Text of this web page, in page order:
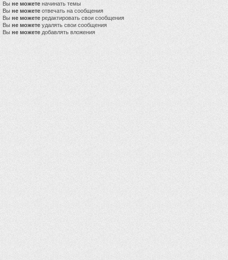
Вы не можете начинать темы
Вы не можете отвечать на сообщения
Вы не можете редактировать свои сообщения
Вы не можете удалять свои сообщения
Вы не можете добавлять вложения